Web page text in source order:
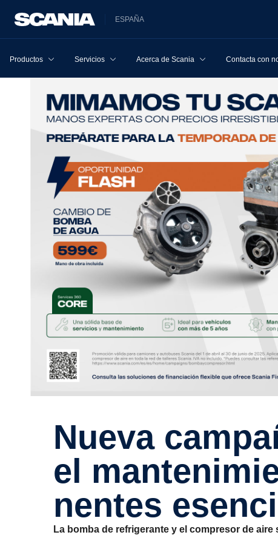
ESPAÑA
Productos Servicios Acerca de Scania Contacta con
Nueva campaña de Scania para
el
nentes
La bomba de refrigerante y el compresor de